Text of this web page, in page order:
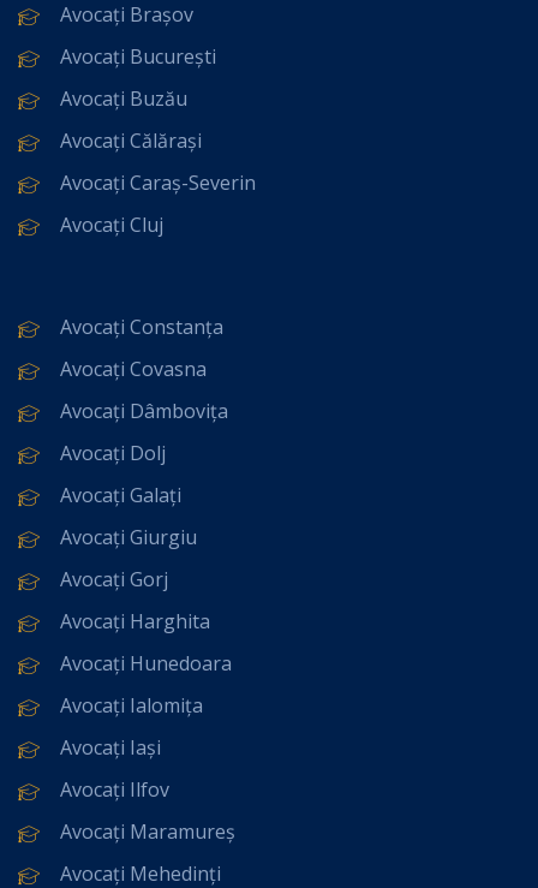
Avocați Brașov
Avocați București
Avocați Buzău
Avocați Călărași
Avocați Caraș-Severin
Avocați Cluj
Avocați Constanța
Avocați Covasna
Avocați Dâmbovița
Avocați Dolj
Avocați Galați
Avocați Giurgiu
Avocați Gorj
Avocați Harghita
Avocați Hunedoara
Avocați Ialomița
Avocați Iași
Avocați Ilfov
Avocați Maramureș
Avocați Mehedinți